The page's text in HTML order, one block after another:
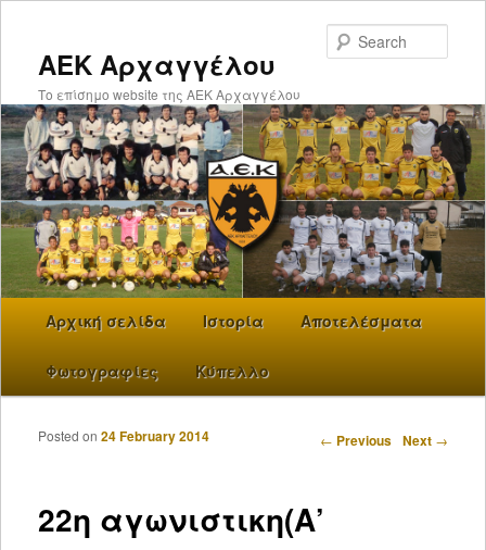
ΑΕΚ Αρχαγγέλου
Το επίσημο website της ΑΕΚ Αρχαγγέλου
Skip to primary content
Αρχική σελίδα Ιστορία Αποτελέσματα
Φωτογραφίες Κύπελλο
Post navigation
← Previous Next →
22η αγωνιστικη(Α’
Posted on 24 February 2014